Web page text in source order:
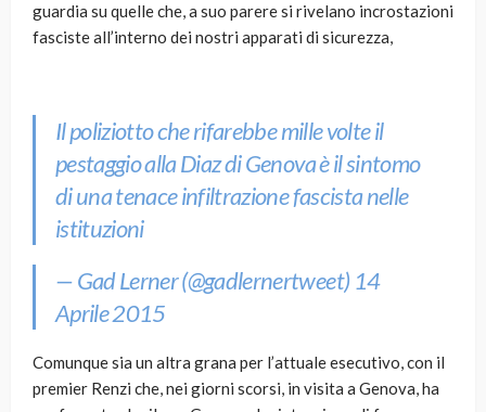
guardia su quelle che, a suo parere si rivelano incrostazioni
fasciste all’interno dei nostri apparati di sicurezza,
Il poliziotto che rifarebbe mille volte il
pestaggio alla Diaz di Genova è il sintomo
di una tenace infiltrazione fascista nelle
istituzioni
— Gad Lerner (@gadlernertweet) 14
Aprile 2015
Comunque sia un altra grana per l’attuale esecutivo, con il
premier Renzi che, nei giorni scorsi, in visita a Genova, ha